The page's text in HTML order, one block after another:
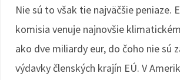
Nie sú to však tie najväčšie peniaze.
komisia venuje najnovšie
ako dve miliardy eur, do čoho nie sú
výdavky členských krajín EÚ. V